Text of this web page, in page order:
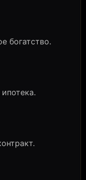
богатство.